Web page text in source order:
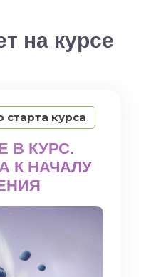
на курсе
В КУРС.
К НАЧАЛУ
курса